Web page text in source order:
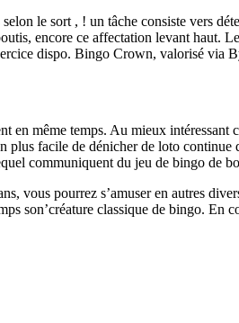
le sort , ! un tâche consiste vers
encore ce affectation levant haut.
dispo. Bingo Crown, valorisé via
en même temps. Au mieux
facile de dénicher de loto
communiquent du jeu de bingo de
vous pourrez s’amuser en autres
son’créature classique de bingo.